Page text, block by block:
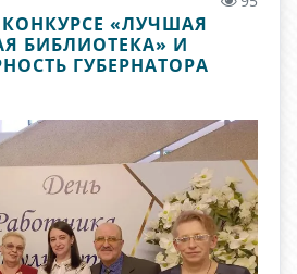
«ЛУЧШАЯ
БИБЛИОТЕКА» И
ГУБЕРНАТОРА